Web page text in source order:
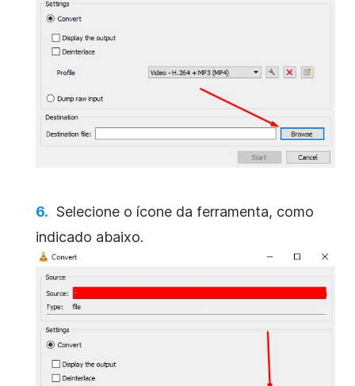
Selecione o ícone da ferramenta, como
indicado abaixo.